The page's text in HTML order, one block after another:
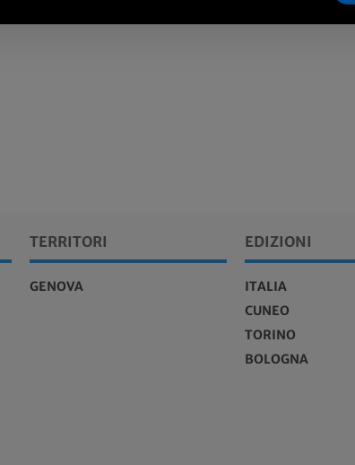
TERRITORI
GENOVA
EDIZIONI
ITALIA
CUNEO
TORINO
BOLOGNA